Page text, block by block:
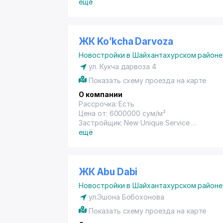
Год сдачи: 2020
ещё
ЖК Ko’kcha Darvoza
Новостройки в Шайхантахурском районе
ул. Кукча дарвоза 4
Показать схему проезда на карте
О компании
Рассрочка: Есть
Цена от: 6000000 сум/м²
Застройщик: New Unique Service
Год сдачи: 2022
ещё
ЖК Abu Dabi
Новостройки в Шайхантахурском районе
ул.Эшона Бобохонова
Показать схему проезда на карте